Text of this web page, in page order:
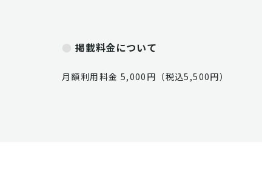
掲載料金について
月額利用料金 5,000円（税込5,500円）